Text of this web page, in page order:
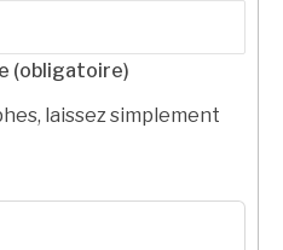
(obligatoire)
laissez simplement